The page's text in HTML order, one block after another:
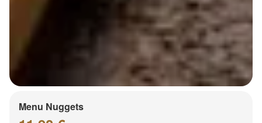
Menu Nuggets